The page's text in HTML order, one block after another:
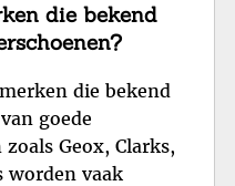
die bekend
die bekend
goede
Geox, Clarks,
worden vaak